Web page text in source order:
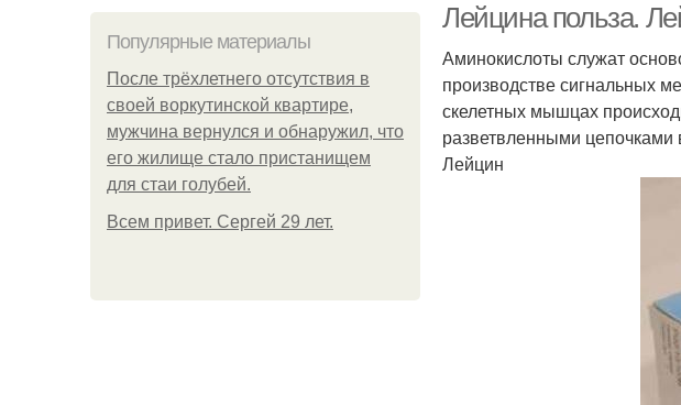
Популярные материалы
После трёхлетнего отсутствия в
своей воркутинской квартире,
мужчина вернулся и обнаружил, что
его жилище стало пристанищем
для стаи голубей.
Всем привет. Сергей 29 лет.
Лейцина польза.
Аминокислоты служат
производстве сигнальных
скелетных мышцах
разветвленными
Лейцин